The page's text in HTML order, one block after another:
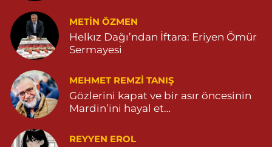
0 (482) 541 31 21
METIN ÖZMEN
Helkız Dağı’ndan İftara: Eriyen Ömür
Sermayesi
MEHMET REMZI TANIŞ
Gözlerini kapat ve bir asır öncesinin
Mardin’ini hayal et…
REYYEN EROL